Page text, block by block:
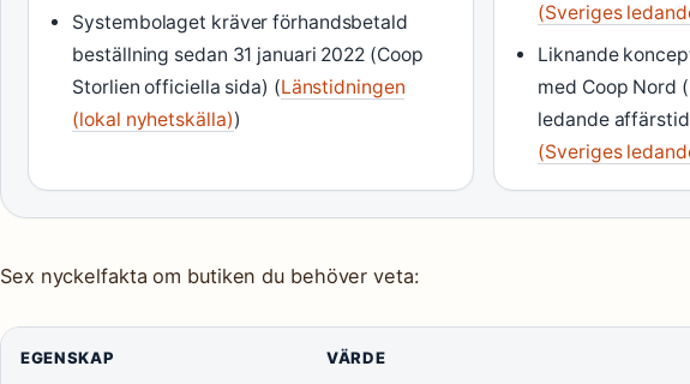
Systembolaget kräver förhandsbetald
beställning sedan 31 januari 2022 (Coop
Storlien officiella sida) (Länstidningen
(lokal nyhetskälla))
(Sveriges
Liknande
med Coop Nord
ledande
(Sveriges
Sex nyckelfakta om butiken du behöver veta:
EGENSKAP VÄRDE